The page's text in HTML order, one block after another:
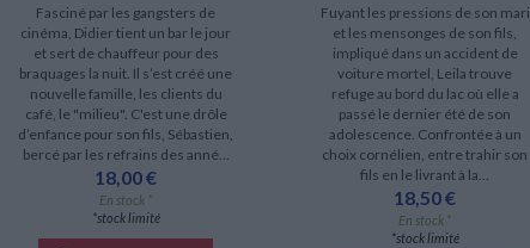
Fasciné par les gangsters de
cinéma, Didier tient un bar le jour
et sert de chauffeur pour des
braquages la nuit. Il s’est créé une
nouvelle famille, les clients du
café, le "milieu". C'est une drôle
d’enfance pour son fils, Sébastien,
bercé par les refrains des anné...
18,00 €
En stock *
*stock limité
Fuyant les pressions de son mari
et les mensonges de son fils,
impliqué dans un accident de
voiture mortel, Leila trouve
refuge au bord du lac où elle a
passé le dernier été de son
adolescence. Confrontée à un
choix cornélien, entre trahir son
fils en le livrant à la...
18,50 €
En stock *
*stock limité